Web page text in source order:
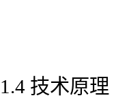
1.4 技术原理